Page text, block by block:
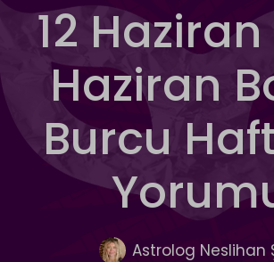
12 Haziran
Haziran
Burcu
Astrolog Neslihan